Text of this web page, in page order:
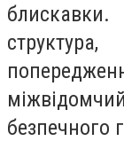
безпечного